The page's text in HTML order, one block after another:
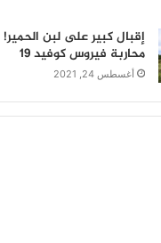
إقبال كبير على لبن
محاربة فيروس كوفيد 19
أغسطس 24, 2021